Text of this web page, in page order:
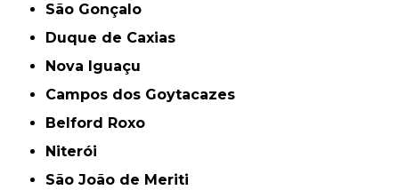
São Gonçalo
Duque de Caxias
Nova Iguaçu
Campos dos Goytacazes
Belford Roxo
Niterói
São João de Meriti